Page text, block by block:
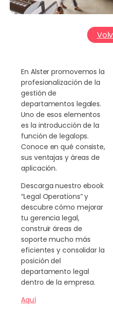
En Alster promovemos la
profesionalización de la
gestión de
departamentos legales.
Uno de esos elementos
es la introducción de la
función de legalops.
Conoce en qué consiste,
sus ventajas y áreas de
aplicación.
Descarga nuestro ebook
“Legal Operations” y
descubre cómo mejorar
tu gerencia legal,
construir áreas de
soporte mucho más
eficientes y consolidar la
posición del
departamento legal
dentro de la empresa.
Aquí